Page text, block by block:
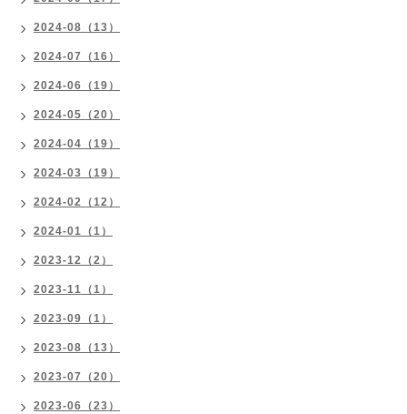
2024-08（13）
2024-07（16）
2024-06（19）
2024-05（20）
2024-04（19）
2024-03（19）
2024-02（12）
2024-01（1）
2023-12（2）
2023-11（1）
2023-09（1）
2023-08（13）
2023-07（20）
2023-06（23）